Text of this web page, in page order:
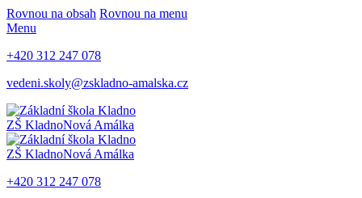
Rovnou na obsah Rovnou na menu
Menu
+420 312 247 078
vedeni.skoly@zskladno-amalska.cz
ZŠ KladnoNová Amálka
ZŠ KladnoNová Amálka
+420 312 247 078